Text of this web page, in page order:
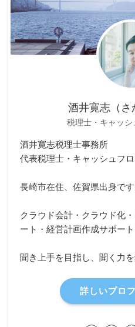
酒井寛志（さ
税理士・キャッ
酒井寛志税理士事務所
代表税理士・キャッシュフ
長崎市在住、佐賀県出身です
クラウド会計・クラウド化
ート・経営計画作成サポー
聞き上手を目指し、聞く力を
詳しいプロ